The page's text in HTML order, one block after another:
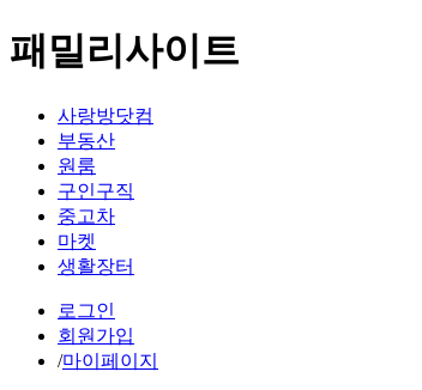
패밀리사이트
사랑방닷컴
부동산
원룸
구인구직
중고차
마켓
생활장터
로그인
회원가입
/마이페이지